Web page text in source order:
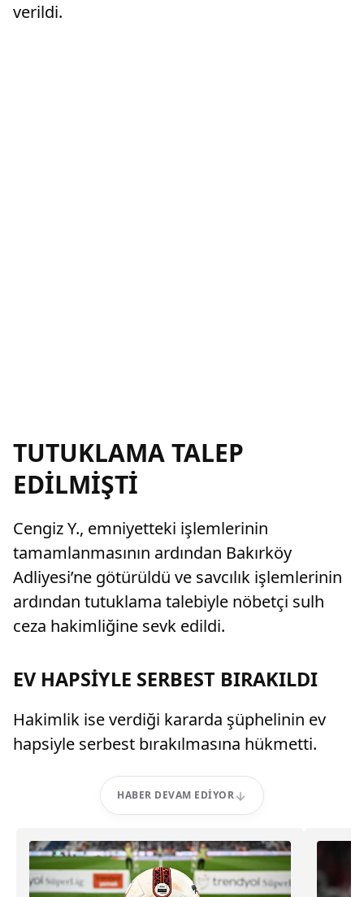
verildi.
TUTUKLAMA TALEP
EDİLMİŞTİ
Cengiz Y., emniyetteki işlemlerinin
tamamlanmasının ardından Bakırköy
Adliyesi’ne götürüldü ve savcılık işlemlerinin
ardından tutuklama talebiyle nöbetçi sulh
ceza hakimliğine sevk edildi.
EV HAPSİYLE SERBEST BIRAKILDI
Hakimlik ise verdiği kararda şüphelinin ev
hapsiyle serbest bırakılmasına hükmetti.
HABER DEVAM EDIYOR